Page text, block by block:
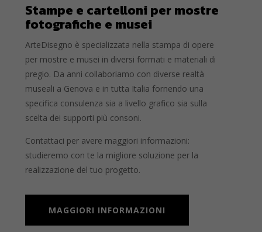
Stampe e cartelloni per mostre
fotografiche e musei
ArteDisegno è specializzata nella stampa di opere
per mostre e musei in diversi formati e materiali di
pregio. Da anni collaboriamo con diverse realtà
museali a Genova e in tutta Italia fornendo una
specifica consulenza sia a livello grafico sia sulla
scelta dei supporti più consoni.
Contattaci per avere maggiori informazioni:
studieremo con te la migliore soluzione per la
realizzazione del tuo progetto.
MAGGIORI INFORMAZIONI